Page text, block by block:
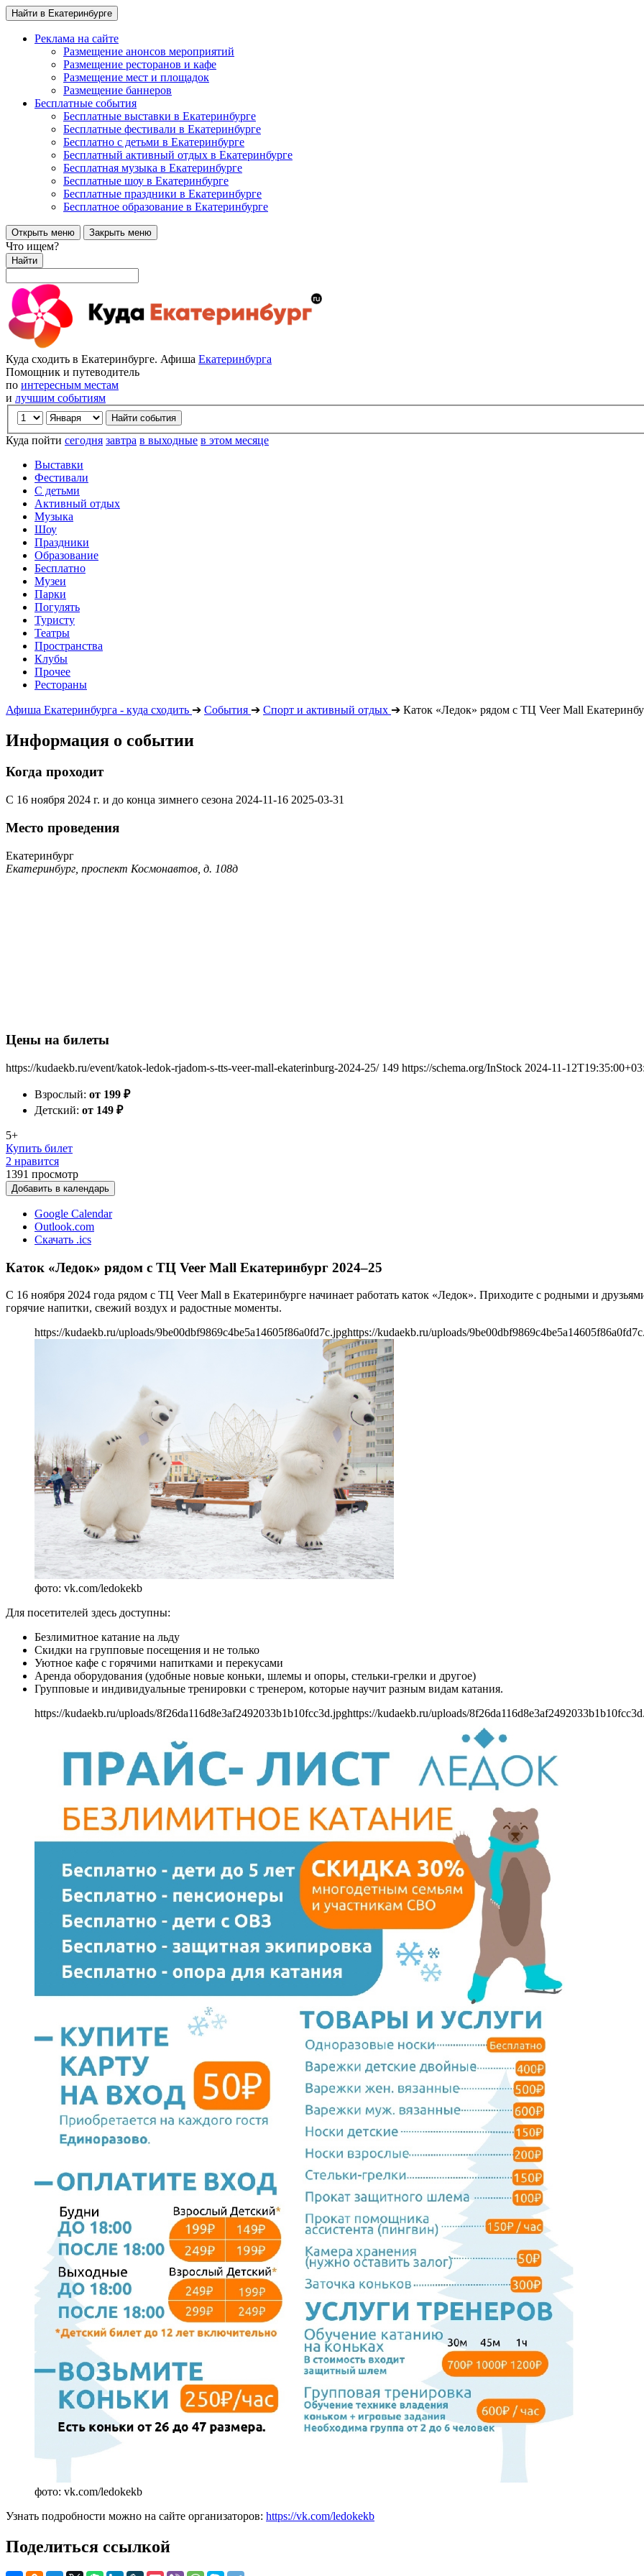
Найти в Екатеринбурге
Реклама на сайте
Размещение анонсов мероприятий
Размещение ресторанов и кафе
Размещение мест и площадок
Размещение баннеров
Бесплатные события
Бесплатные выставки в Екатеринбурге
Бесплатные фестивали в Екатеринбурге
Бесплатно с детьми в Екатеринбурге
Бесплатный активный отдых в Екатеринбурге
Бесплатная музыка в Екатеринбурге
Бесплатные шоу в Екатеринбурге
Бесплатные праздники в Екатеринбурге
Бесплатное образование в Екатеринбурге
Открыть меню Закрыть меню
Что ищем?
Найти
Куда сходить в Екатеринбурге. Афиша Екатеринбурга
Помощник и путеводитель
по интересным местам
и лучшим событиям
Куда пойти сегодня завтра в выходные в этом месяце
Выставки
Фестивали
С детьми
Активный отдых
Музыка
Шоу
Праздники
Образование
Бесплатно
Музеи
Парки
Погулять
Туристу
Театры
Пространства
Клубы
Прочее
Рестораны
Афиша Екатеринбурга - куда сходить ➔ События ➔ Спорт и активный отдых ➔ Каток «Ледок» рядом с ТЦ Veer Mall
Информация о событии
Когда проходит
С 16 ноября 2024 г. и до конца зимнего сезона 2024-11-16 2025-03-31
Место проведения
Екатеринбург
Екатеринбург, проспект Космонавтов, д. 108д
Цены на билеты
https://kudaekb.ru/event/katok-ledok-rjadom-s-tts-veer-mall-ekaterinburg-2024-25/ 149 https://schema.org/InStock 2024-11-
Взрослый: от 199 ₽
Детский: от 149 ₽
5+
Купить билет
2 нравится
1391 просмотр
Добавить в календарь
Google Calendar
Outlook.com
Скачать .ics
Каток «Ледок» рядом с ТЦ Veer Mall Екатеринбург 2024–25
С 16 ноября 2024 года рядом с ТЦ Veer Mall в Екатеринбурге начинает работать каток «Ледок». Приходите с родными и
горячие напитки, свежий воздух и радостные моменты.
https://kudaekb.ru/uploads/9be00dbf9869c4be5a14605f86a0fd7c.jpghttps://kudaekb.ru/uploads/
фото: vk.com/ledokekb
Для посетителей здесь доступны:
Безлимитное катание на льду
Скидки на групповые посещения и не только
Уютное кафе с горячими напитками и перекусами
Аренда оборудования (удобные новые коньки, шлемы и опоры, стельки-грелки и другое)
Групповые и индивидуальные тренировки с тренером, которые научит разным видам катания.
https://kudaekb.ru/uploads/8f26da116d8e3af2492033b1b10fcc3d.jpghttps://kudaekb.ru/uploads/
фото: vk.com/ledokekb
Узнать подробности можно на сайте организаторов: https://vk.com/ledokekb
Поделиться ссылкой